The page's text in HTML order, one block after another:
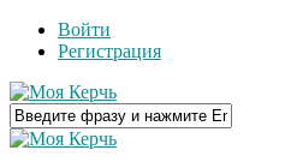
Войти
Регистрация